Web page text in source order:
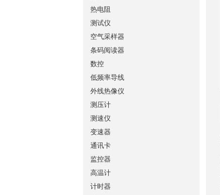
热电阻
测试仪
空气采样器
条码阅读器
数控
低频率导线
外线热像仪
测压计
测速仪
变速器
通讯卡
监控器
高温计
计时器